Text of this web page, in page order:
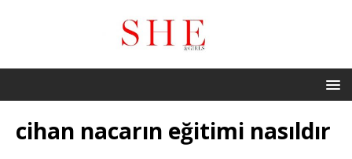
cihan nacarın eğitimi nasıldır